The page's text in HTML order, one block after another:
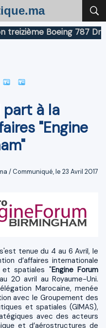
Boeing 787
part à la
"Engine
/ Communiqué, le 23 Avril 2017
d’affaires internationale
et spatiales "Engine Forum
20 avril au Royaume-Uni.
Marocaine, menée
avec le Groupement des
et spatiales (GIMAS),
avec des acteurs
et d’aérostructures de